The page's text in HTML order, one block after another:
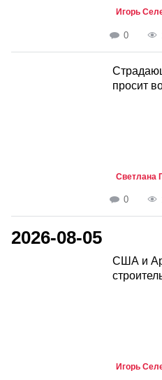
Игорь
0
просит
Светлана
0
2026-08-05
США и
Игорь